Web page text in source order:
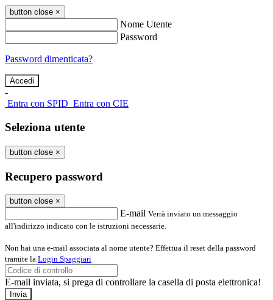
button close ×
Nome Utente
Password
Password dimenticata?
-
Entra con SPID Entra con CIE
Seleziona utente
button close ×
Recupero password
button close ×
E-mail Verrà inviato un messaggio
all'indirizzo indicato con le istruzioni necessarie.
Non hai una e-mail associata al nome utente? Effettua il reset della password
tramite la Login Spaggiari
E-mail inviata, si prega di controllare la casella di posta elettronica!